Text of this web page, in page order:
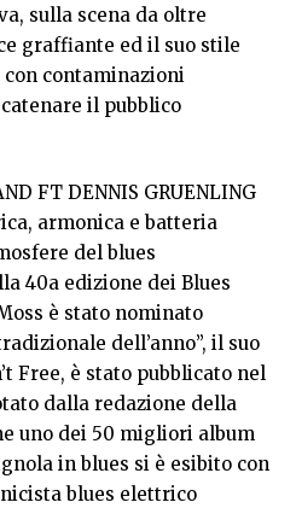
sulla scena da oltre
graffiante ed il suo stile
con contaminazioni
il pubblico
FT DENNIS GRUENLING
armonica e batteria
del blues
40a edizione dei Blues
è stato nominato
dell’anno”, il suo
Free, è stato pubblicato nel
dalla redazione della
uno dei 50 migliori album
in blues si è esibito con
blues elettrico